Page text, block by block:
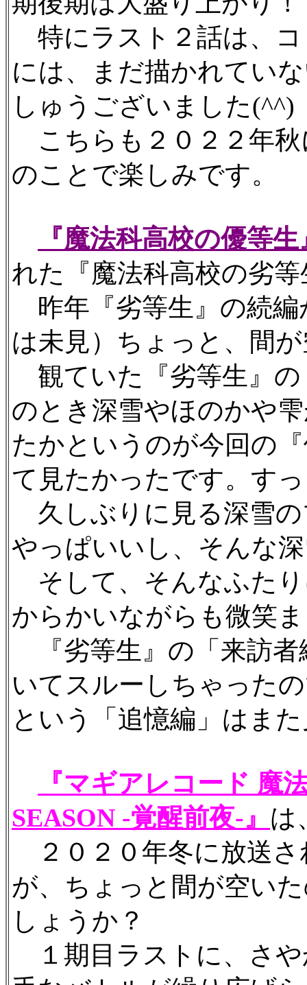
特にラスト２話は、
には、まだ描かれてい
しゅうございました(^^)
こちらも２０２２年秋
のことで楽しみです。
『魔法科高校の優等生
れた『魔法科高校の劣
昨年『劣等生』の続編
は未見）ちょっと、間
観ていた『劣等生』の
のとき深雪やほのかや
たかというのが今回の
て見たかったです。す
久しぶりに見る深雪
やっぱいいし、そんな
そして、そんなふた
からかいながらも微笑
『劣等生』の「来訪者
いてスルーしちゃった
という「追憶編」はま
『マギアレコード 魔
SEASON -覚醒前夜-』 は
２０２０年冬に放送さ
が、ちょっと間が空い
しょうか？
１期目ラストに、さ